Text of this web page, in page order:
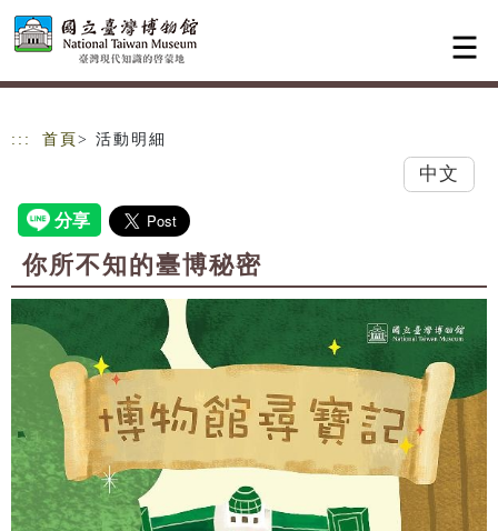
跳到主要內容
網站導覽
::: 首頁 > 活動明細
中文
你所不知的臺博秘密